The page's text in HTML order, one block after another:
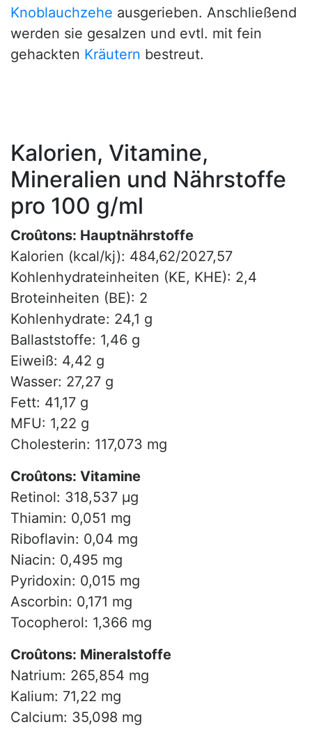
Knoblauchzehe ausgerieben. Anschließend
werden sie gesalzen und evtl. mit fein
gehackten Kräutern bestreut.
Kalorien, Vitamine,
Mineralien und Nährstoffe
pro 100 g/ml
Croûtons: Hauptnährstoffe
Kalorien (kcal/kj): 484,62/2027,57
Kohlenhydrateinheiten (KE, KHE): 2,4
Broteinheiten (BE): 2
Kohlenhydrate: 24,1 g
Ballaststoffe: 1,46 g
Eiweiß: 4,42 g
Wasser: 27,27 g
Fett: 41,17 g
MFU: 1,22 g
Cholesterin: 117,073 mg
Croûtons: Vitamine
Retinol: 318,537 µg
Thiamin: 0,051 mg
Riboflavin: 0,04 mg
Niacin: 0,495 mg
Pyridoxin: 0,015 mg
Ascorbin: 0,171 mg
Tocopherol: 1,366 mg
Croûtons: Mineralstoffe
Natrium: 265,854 mg
Kalium: 71,22 mg
Calcium: 35,098 mg